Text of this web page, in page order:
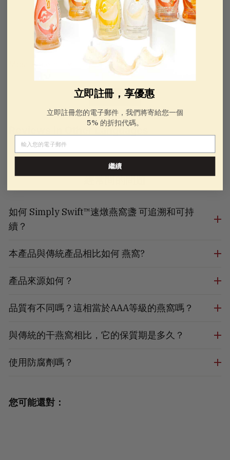
100.0
LOAD MORE
Reviews in Other Languages
經常問的問題
如何 Simply Swift™速燉燕窩盞 可追溯和可持
續？
本產品與傳統產品相比如何 燕窩?
產品來源如何？
品質有不同嗎？這相當於AAA等級的燕窩嗎？
與傳統的干燕窩相比，它的保質期是多久？
使用防腐劑嗎？
您可能還對：
立即註冊，享優惠
立即註冊您的電子郵件，我們將寄給您一個
5% 的折扣代碼。
電子郵件
繼續